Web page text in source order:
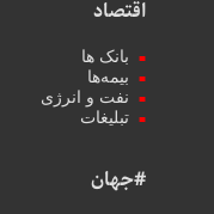
اقتصاد
بانک ها
بیمه‌ها
نفت و انرژی
تبلیغات
#جهان